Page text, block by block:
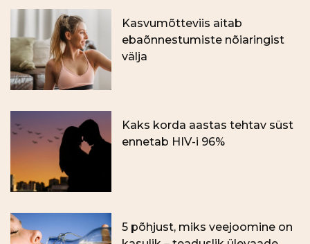
Kasvumõtteviis aitab
ebaõnnestumiste nõiaringist
välja
Kaks korda aastas tehtav süst
ennetab HIV-i 96%
5 põhjust, miks veejoomine on